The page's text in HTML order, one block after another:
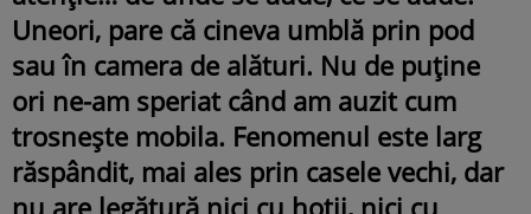
Uneori, pare că cineva umblă prin pod
sau în camera de alături. Nu de puține
ori ne-am speriat când am auzit cum
trosnește mobila. Fenomenul este larg
răspândit, mai ales prin casele vechi, dar
nu are legătură nici cu hoții, nici cu